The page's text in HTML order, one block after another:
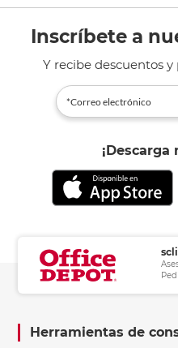
Inscríbete a
Y recibe descuentos
¡Descarga
Herramientas de